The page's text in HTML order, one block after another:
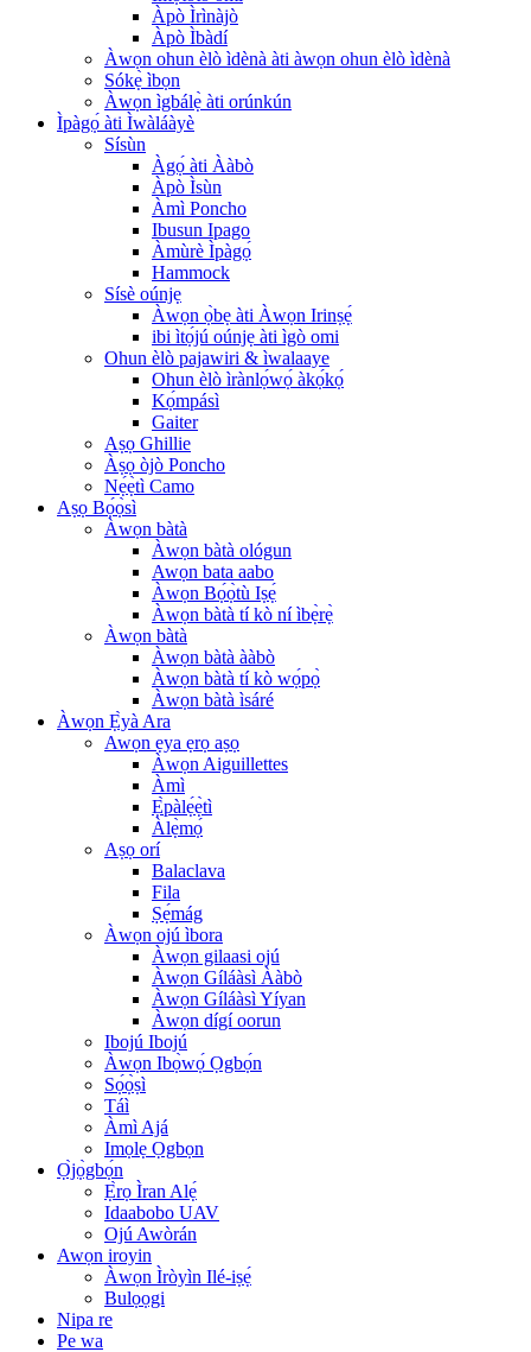
Àpò Ìrìnàjò
Àpò Ìbàdí
Àwọn ohun èlò ìdènà àti àwọn ohun èlò ìdènà
Sókẹ̀ ìbọn
Àwọn ìgbálẹ̀ àti orúnkún
Ìpàgọ́ àti Ìwàláàyè
Sísùn
Àgọ́ àti Ààbò
Àpò Ìsùn
Àmì Poncho
Ibusun Ipago
Àmùrè Ìpàgọ́
Hammock
Sísè oúnjẹ
Àwọn ọ̀bẹ àti Àwọn Irinṣẹ́
ibi ìtọ́jú oúnjẹ àti ìgò omi
Ohun èlò pajawiri & ìwalaaye
Ohun èlò ìrànlọ́wọ́ àkọ́kọ́
Kọ́mpásì
Gaiter
Aṣọ Ghillie
Àṣọ òjò Poncho
Nẹ́ẹ̀tì Camo
Aṣọ Bọ́ọ̀sì
Àwọn bàtà
Àwọn bàtà ológun
Awọn bata aabo
Àwọn Bọ́ọ̀tù Iṣẹ́
Àwọn bàtà tí kò ní ìbẹ̀rẹ̀
Àwọn bàtà
Àwọn bàtà ààbò
Àwọn bàtà tí kò wọ́pọ̀
Àwọn bàtà ìsáré
Àwọn Ẹ̀yà Ara
Awọn ẹya ẹrọ aṣọ
Àwọn Aiguillettes
Àmì
Ẹ̀pàlẹ́ẹ̀tì
Àlẹ̀mọ́
Aṣọ orí
Balaclava
Fila
Ṣẹ́mág
Àwọn ojú ìbora
Àwọn gilaasi ojú
Àwọn Gíláàsì Ààbò
Àwọn Gíláàsì Yíyan
Àwọn dígí oorun
Ibojú Ibojú
Àwọn Ibọ̀wọ́ Ọgbọ́n
Sọ́ọ̀ṣì
Táì
Àmì Ajá
Imọlẹ Ọgbọn
Ọ̀jọ̀gbọ́n
Ẹ̀rọ Ìran Alẹ́
Idaabobo UAV
Ojú Awòrán
Awọn iroyin
Àwọn Ìròyìn Ilé-iṣẹ́
Bulọọgi
Nipa re
Pe wa